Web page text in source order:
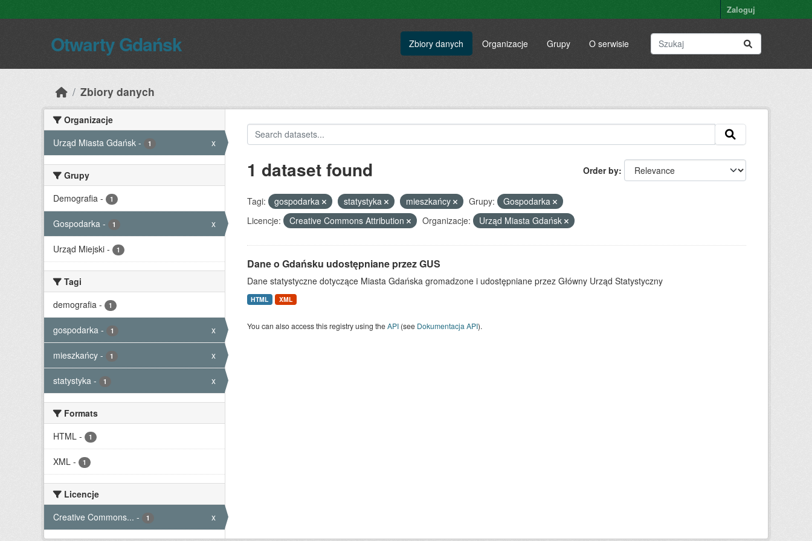
Zaloguj
Otwarty Gdańsk Zbiory danych Organizacje Grupy O serwisie
Zbiory danych
Organizacje
Urząd Miasta Gdańsk - 1 x
Grupy
Demografia - 1
Gospodarka - 1 x
Urząd Miejski - 1
Tagi
demografia - 1
gospodarka - 1 x
mieszkańcy - 1 x
statystyka - 1 x
Formats
HTML - 1
XML - 1
Licencje
Creative Commons... - 1 x
Order by
1 dataset found
Tagi: gospodarka statystyka mieszkańcy Grupy:
Gospodarka
Licencje:
Creative Commons Attribution Organizacje: Urząd Miasta Gdańsk
Dane o Gdańsku udostępniane przez GUS
Dane statystyczne dotyczące Miasta Gdańska gromadzone i udostępniane przez Główny Urząd Statystyczny
HTML XML
You can also access this registry using theAPI(see Dokumentacja API).